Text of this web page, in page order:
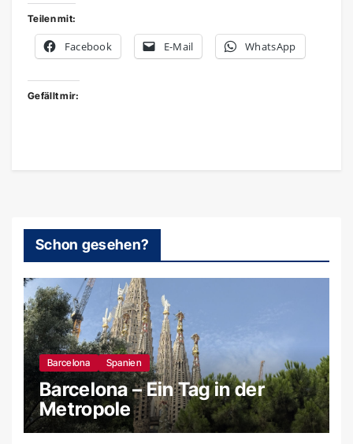
Teilen mit:
Facebook E-Mail WhatsApp
Gefällt mir:
Schon gesehen?
Barcelona Spanien
Barcelona – Ein Tag in der
Metropole